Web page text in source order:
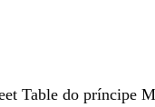
Table do príncipe